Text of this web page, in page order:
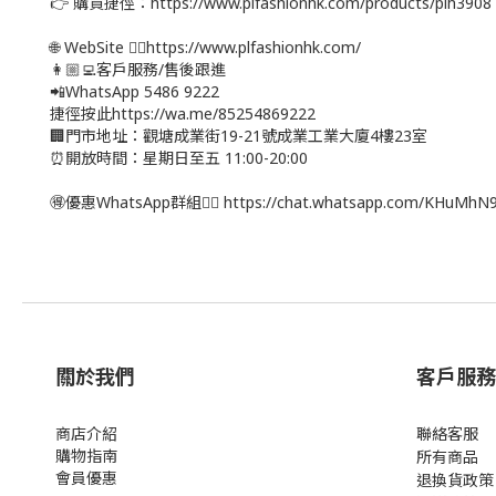
🌐 WebSite 👉🏻https://www.plfashionhk.com/
👩🏼‍💻客戶服務/售後跟進
📲WhatsApp 5486 9222
捷徑按此https://wa.me/85254869222
🏢門市地址：觀塘成業街19-21號成業工業大廈4樓23室
⏰開放時間：星期日至五 11:00-20:00
🉐優惠WhatsApp群組👉🏻 https://chat.whatsapp.com/
關於我們
商店介紹
購物指南
會員優惠
客戶服務
聯絡客服
所有商品
退換貨政策